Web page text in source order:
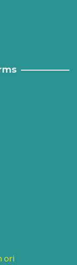
ori